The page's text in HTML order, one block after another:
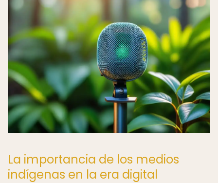
La importancia de los medios
indígenas en la era digital